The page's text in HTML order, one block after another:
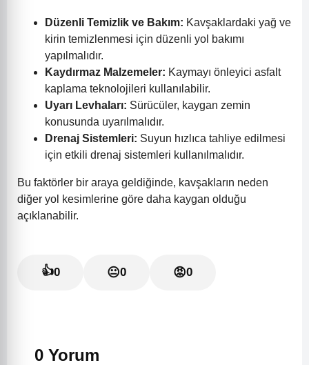
Düzenli Temizlik ve Bakım: Kavşaklardaki yağ ve
kirin temizlenmesi için düzenli yol bakımı
yapılmalıdır.
Kaydırmaz Malzemeler: Kaymayı önleyici asfalt
kaplama teknolojileri kullanılabilir.
Uyarı Levhaları: Sürücüler, kaygan zemin
konusunda uyarılmalıdır.
Drenaj Sistemleri: Suyun hızlıca tahliye edilmesi
için etkili drenaj sistemleri kullanılmalıdır.
Bu faktörler bir araya geldiğinde, kavşakların neden
diğer yol kesimlerine göre daha kaygan olduğu
açıklanabilir.
👍0 😐0 😡0
0 Yorum